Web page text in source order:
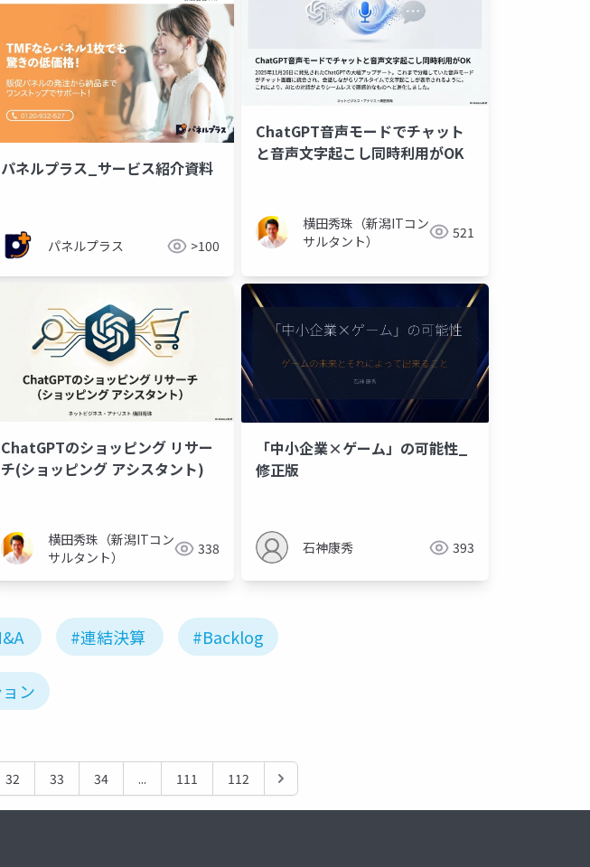
ト
パネルプラス_サービス紹介資料
パネルプラス >100
ChatGPT音声モードでチャット
と音声文字起こし同時利用がOK
横田秀珠（新潟ITコン
サルタント）
521
ChatGPTのショッピング リサー
チ(ショッピング アシスタント)
横田秀珠（新潟ITコン
サルタント）
338
「中小企業×ゲーム」の可能性_
修正版
石神康秀 393
#連結決算 #Backlog
ン
32 33 34 ... 111 112